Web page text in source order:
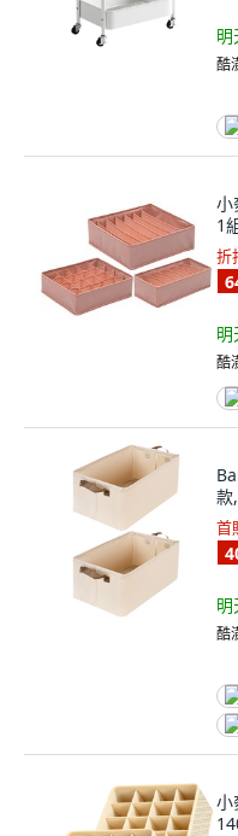
酷
小
1
折
酷
款
首
酷
小